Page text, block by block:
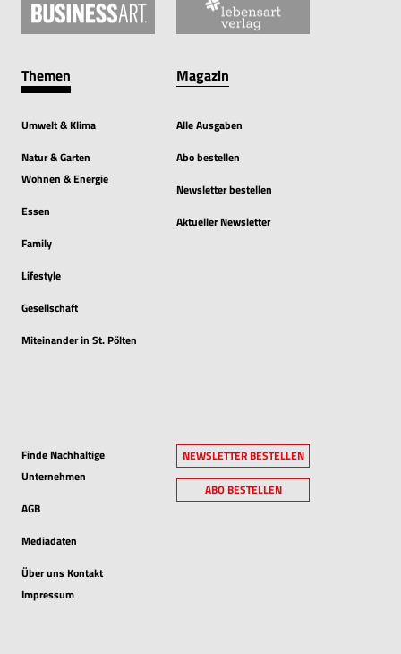
Themen
Umwelt & Klima
Natur & Garten
Wohnen & Energie
Essen
Family
Lifestyle
Gesellschaft
Miteinander in St. Pölten
Magazin
Alle Ausgaben
Abo bestellen
Newsletter bestellen
Aktueller Newsletter
Finde Nachhaltige
Unternehmen
AGB
Mediadaten
Über uns Kontakt
Impressum
NEWSLETTER BESTELLEN
ABO BESTELLEN